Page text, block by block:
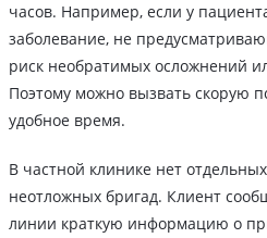
часов. Например, если у
заболевание, не
риск необратимых осложнений
Поэтому можно вызвать скорую
удобное время.
В частной клинике нет
неотложных бригад. Клиент
линии краткую информацию о